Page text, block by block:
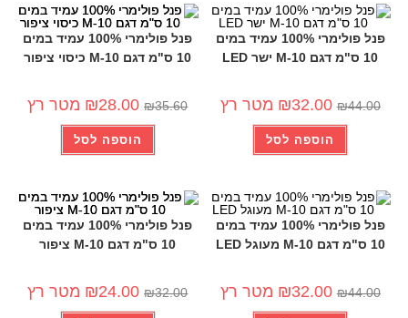
פנל פולימרי 100% עמיד במים
10 ס"מ דגם 10-M ישר LED
₪44.00
₪32.00 מטר רץ
הוספה לסל
פנל פולימרי 100% עמיד במים
10 ס"מ דגם 10-M כיסוי ציפור
₪35.60
₪28.00 מטר רץ
הוספה לסל
פנל פולימרי 100% עמיד במים
10 ס"מ דגם 10-M מעוגל LED
₪44.00
₪32.00 מטר רץ
פנל פולימרי 100% עמיד במים
10 ס"מ דגם 10-M ציפור
₪32.00
₪24.00 מטר רץ